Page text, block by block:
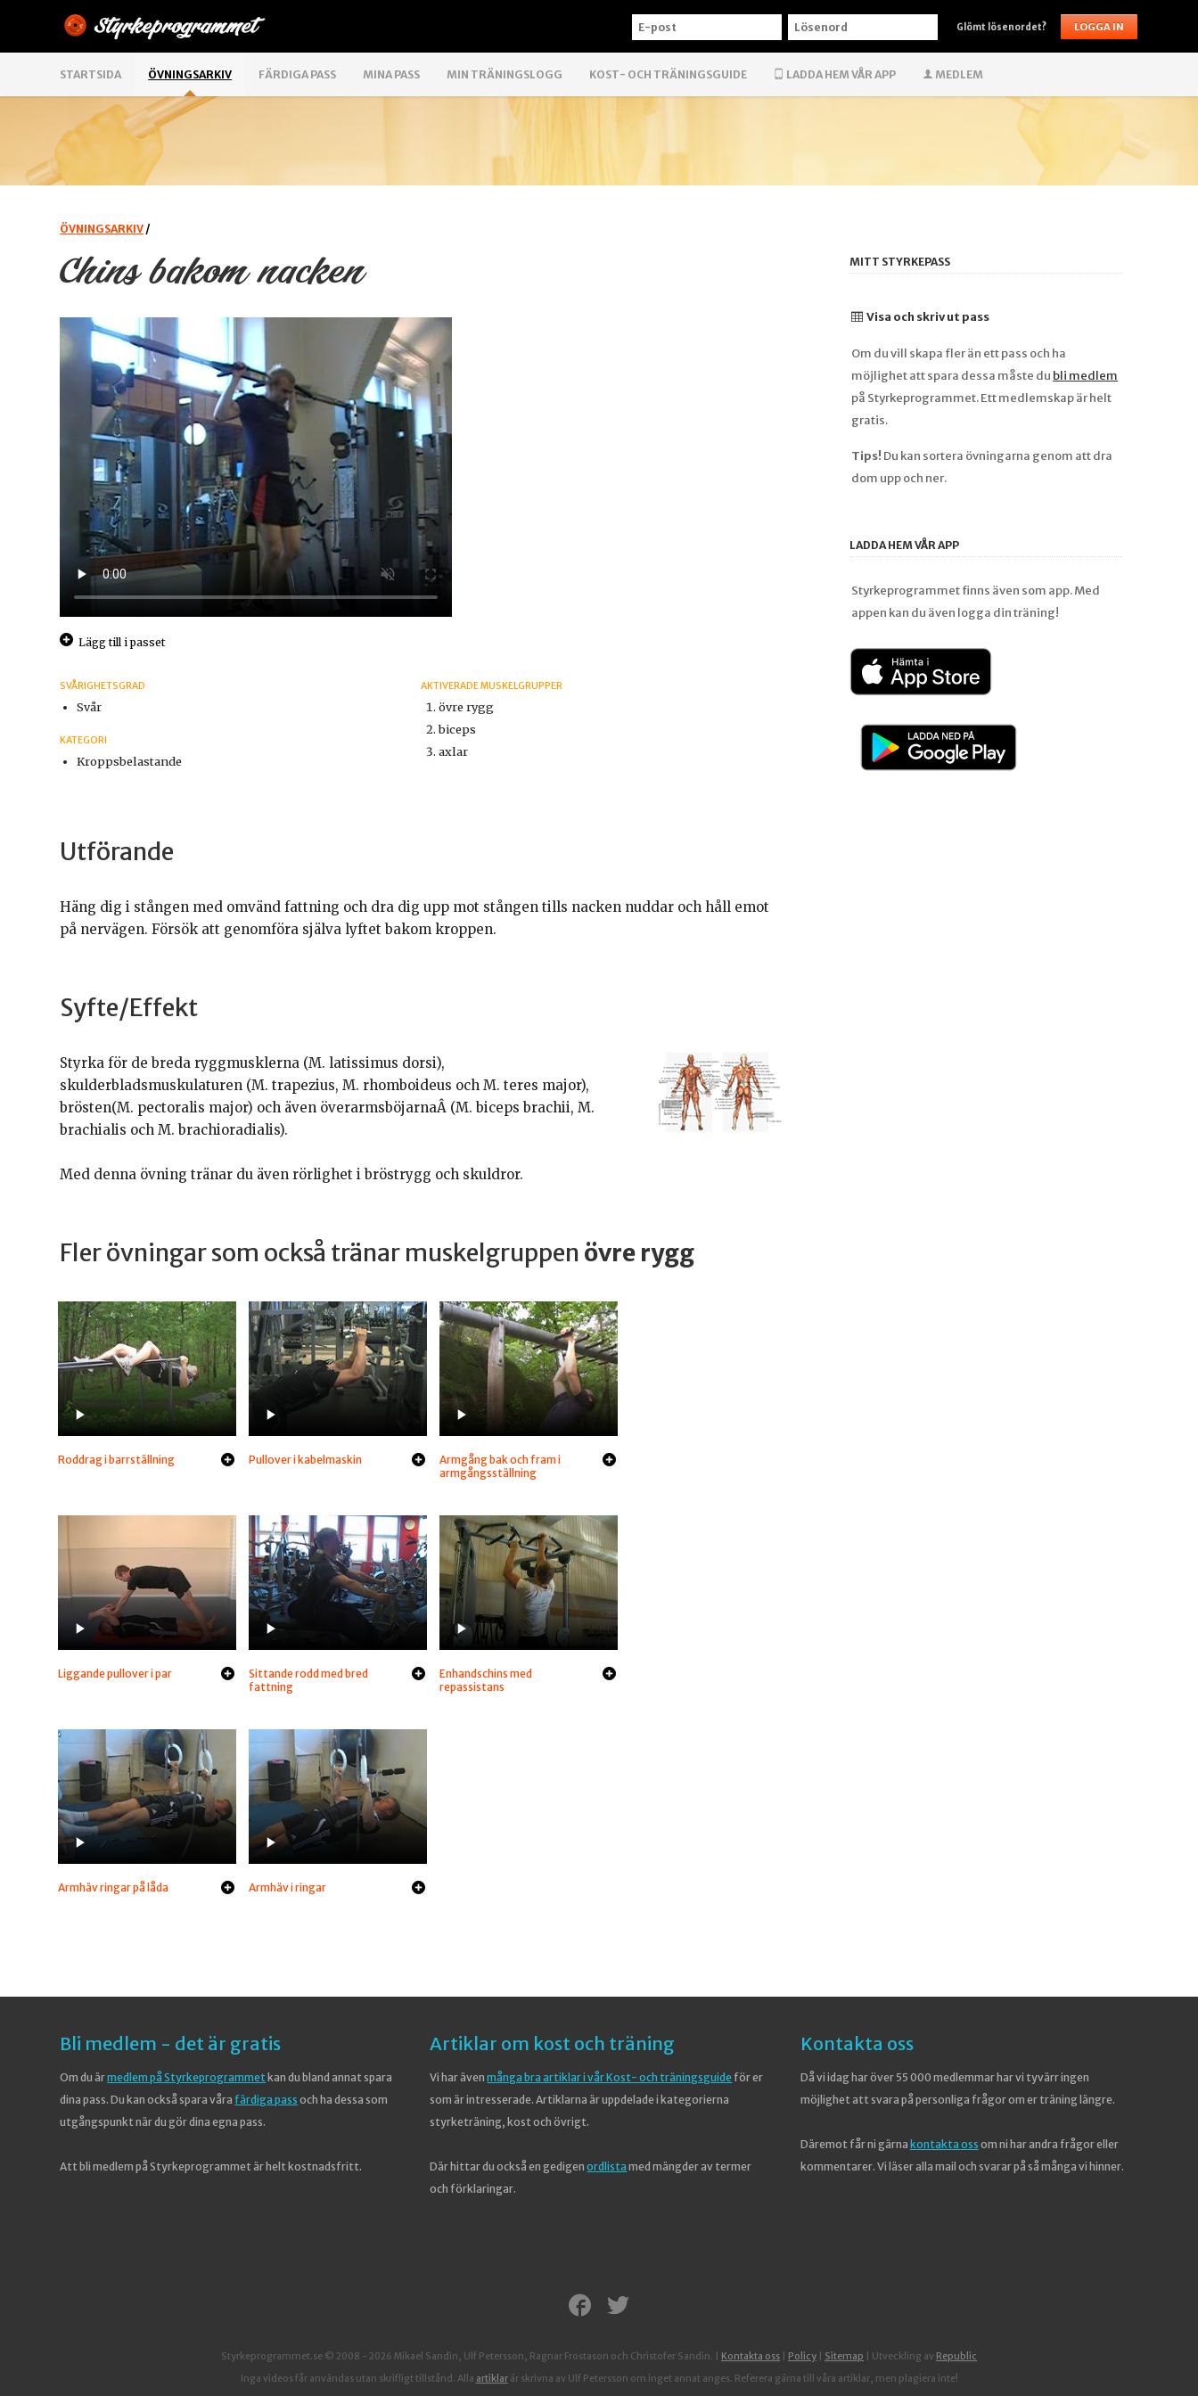
E-
LÖSENORD Glömt lösenordet?
STARTSIDA ÖVNINGSARKIV FÄRDIGA PASS MINA PASS MIN TRÄNINGSLOGG KOST- OCH TRÄNINGSGUIDE LADDA HEM VÅR APP MEDLEM
ÖVNINGSARKIV /
Chins bakom nacken
Lägg till i passet
SVÅRIGHETSGRAD
Svår
KATEGORI
Kroppsbelastande
AKTIVERADE MUSKELGRUPPER
övre rygg
biceps
axlar
Utförande
Häng dig i stången med omvänd fattning och dra dig upp mot stången tills nacken nuddar och håll emot
på nervägen. Försök att genomföra själva lyftet bakom kroppen.
Syfte/Effekt
Styrka för de breda ryggmusklerna (M. latissimus dorsi),
skulderbladsmuskulaturen (M. trapezius, M. rhomboideus och M. teres major),
brösten(M. pectoralis major) och även överarmsböjarnaÂ (M. biceps brachii, M.
brachialis och M. brachioradialis).
Med denna övning tränar du även rörlighet i bröstrygg och skuldror.
Fler övningar som också tränar muskelgruppen övre rygg
Roddrag i barrställning Pullover i kabelmaskin
Armgång bak och fram i
armgångsställning
Liggande pullover i par
Sittande rodd med bred
fattning
Enhandschins med
repassistans
Armhäv ringar på låda Armhäv i ringar
MITT STYRKEPASS
Visa och skriv ut pass
Om du vill skapa fler än ett pass och ha
möjlighet att spara dessa måste du bli medlem
på Styrkeprogrammet. Ett medlemskap är helt
gratis.
Tips! Du kan sortera övningarna genom att dra
dom upp och ner.
LADDA HEM VÅR APP
Styrkeprogrammet finns även som app. Med
appen kan du även logga din träning!
Bli medlem - det är gratis
Om du ärmedlem på Styrkeprogrammetkan du bland annat spara
dina pass. Du kan också spara vårafärdiga pass och ha dessa som
utgångspunkt när du gör dina egna pass.
Att bli medlem på Styrkeprogrammet är helt kostnadsfritt.
Artiklar om kost och träning
Vi har ävenmånga bra artiklar i vår Kost- och träningsguideför er
som är intresserade. Artiklarna är uppdelade i kategorierna
styrketräning, kost och övrigt.
Där hittar du också en gedigenordlista med mängder av termer
och förklaringar.
Kontakta oss
Då vi idag har över 55 000 medlemmar har vi tyvärr ingen
möjlighet att svara på personliga frågor om er träning längre.
Däremot får ni gärna kontakta oss om ni har andra frågor eller
kommentarer. Vi läser alla mail och svarar på så många vi hinner.
Styrkeprogrammet.se © 2008 - 2026 Mikael Sandin, Ulf Petersson, Ragnar Frostason och Christofer Sandin. Kontakta oss Policy Sitemap | Utveckling av Republic
Inga videos får användas utan skrifligt tillstånd. Alla artiklarär skrivna av Ulf Petersson om inget annat anges. Referera gärna till våra artiklar, men plagiera inte!